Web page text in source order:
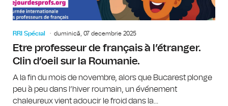
RRI Spécial duminică, 07 decembrie 2025
Etre professeur de français à l’étranger.
Clin d’oeil sur la Roumanie.
A la fin du mois de novembre, alors que Bucarest plonge
peu à peu dans l’hiver roumain, un événement
chaleureux vient adoucir le froid dans la...